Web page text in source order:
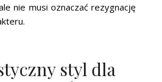
nie musi oznaczać rezygnację
styl dla